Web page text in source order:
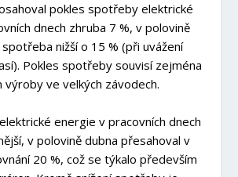
pokles spotřeby elektrické
dnech zhruba 7 %, v polovině
nižší o 15 % (při uvážení
Pokles spotřeby souvisí zejména
výroby ve velkých závodech.
energie v pracovních dnech
v polovině dubna přesahoval v
20 %, což se týkalo především